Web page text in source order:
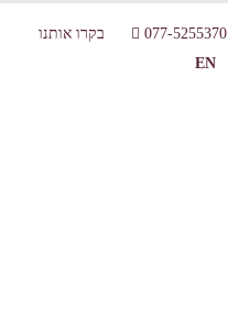
077-5255370
בקרו אותנו
EN